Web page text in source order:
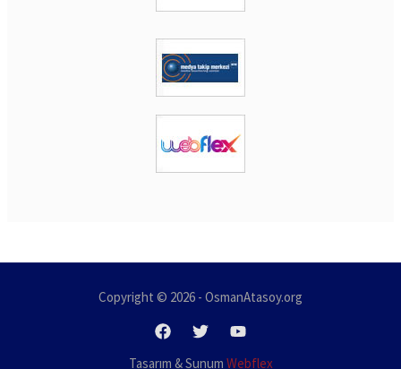
Copyright © 2026 - OsmanAtasoy.org
Tasarım & Sunum Webflex